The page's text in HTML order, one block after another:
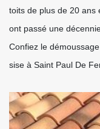
toits de plus de 20 ans
ont passé une
Confiez le
sise à Saint Paul De